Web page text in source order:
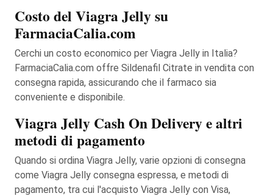
Costo del Viagra Jelly su
FarmaciaCalia.com
Cerchi un costo economico per Viagra Jelly in Italia?
FarmaciaCalia.com offre Sildenafil Citrate in vendita con
consegna rapida, assicurando che il farmaco sia
conveniente e disponibile.
Viagra Jelly Cash On Delivery e altri
metodi di pagamento
Quando si ordina Viagra Jelly, varie opzioni di consegna
come Viagra Jelly consegna espressa, e metodi di
pagamento, tra cui l'acquisto Viagra Jelly con Visa,